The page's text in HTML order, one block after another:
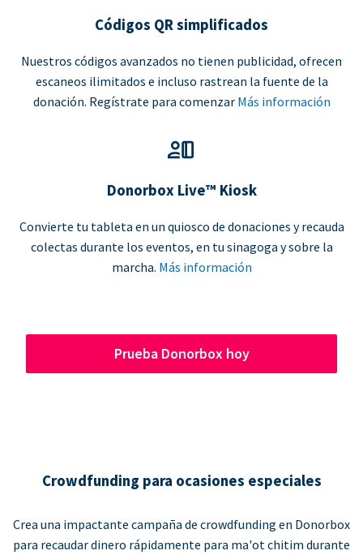
Códigos QR simplificados
Nuestros códigos avanzados no tienen publicidad, ofrecen
escaneos ilimitados e incluso rastrean la fuente de la
donación. Regístrate para comenzar Más información
Donorbox Live™ Kiosk
Convierte tu tableta en un quiosco de donaciones y recauda
colectas durante los eventos, en tu sinagoga y sobre la
marcha. Más información
Prueba Donorbox hoy
Crowdfunding para ocasiones especiales
Crea una impactante campaña de crowdfunding en Donorbox
para recaudar dinero rápidamente para ma'ot chitim durante